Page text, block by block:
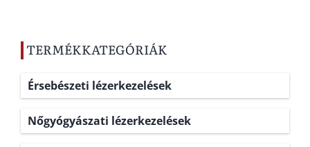
TERMÉKKATEGÓRIÁK
Érsebészeti lézerkezelések
Nőgyógyászati lézerkezelések